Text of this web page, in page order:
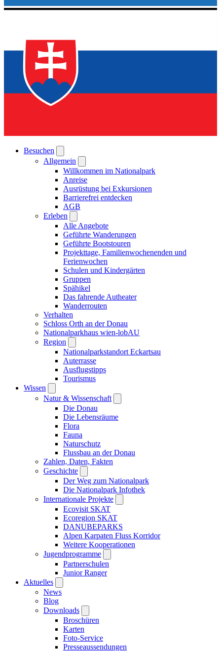
Besuchen
Allgemein
Willkommen im Nationalpark
Anreise
Ausrüstung bei Exkursionen
Barrierefrei entdecken
AGB
Erleben
Alle Angebote
Geführte Wanderungen
Geführte Bootstouren
Projekttage, Familienwochenenden und
Ferienwochen
Schulen und Kindergärten
Gruppen
Spähikel
Das fahrende Autheater
Wanderrouten
Verhalten
Schloss Orth an der Donau
Nationalparkhaus wien-lobAU
Region
Nationalparkstandort Eckartsau
Auterrasse
Ausflugstipps
Tourismus
Wissen
Natur & Wissenschaft
Die Donau
Die Lebensräume
Flora
Fauna
Naturschutz
Flussbau an der Donau
Zahlen, Daten, Fakten
Geschichte
Der Weg zum Nationalpark
Die Nationalpark Infothek
Internationale Projekte
Ecovisit SKAT
Ecoregion SKAT
DANUBEPARKS
Alpen Karpaten Fluss Korridor
Weitere Kooperationen
Jugendprogramme
Partnerschulen
Junior Ranger
Aktuelles
News
Blog
Downloads
Broschüren
Karten
Foto-Service
Presseaussendungen